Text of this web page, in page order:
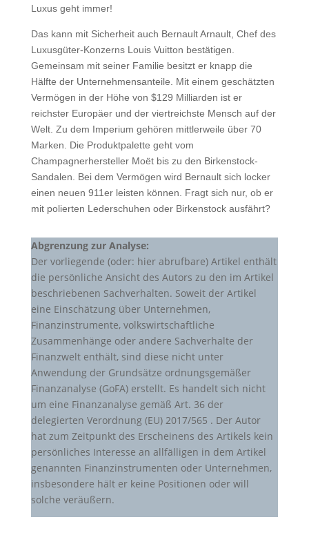
Luxus geht immer!
Das kann mit Sicherheit auch Bernault Arnault, Chef des
Luxusgüter-Konzerns Louis Vuitton bestätigen.
Gemeinsam mit seiner Familie besitzt er knapp die
Hälfte der Unternehmensanteile. Mit einem geschätzten
Vermögen in der Höhe von $129 Milliarden ist er
reichster Europäer und der viertreichste Mensch auf der
Welt. Zu dem Imperium gehören mittlerweile über 70
Marken. Die Produktpalette geht vom
Champagnerhersteller Moët bis zu den Birkenstock-
Sandalen. Bei dem Vermögen wird Bernault sich locker
einen neuen 911er leisten können. Fragt sich nur, ob er
mit polierten Lederschuhen oder Birkenstock ausfährt?
Abgrenzung zur Analyse:
Der vorliegende (oder: hier abrufbare) Artikel enthält
die persönliche Ansicht des Autors zu den im Artikel
beschriebenen Sachverhalten. Soweit der Artikel
eine Einschätzung über Unternehmen,
Finanzinstrumente, volkswirtschaftliche
Zusammenhänge oder andere Sachverhalte der
Finanzwelt enthält, sind diese nicht unter
Anwendung der Grundsätze ordnungsgemäßer
Finanzanalyse (GoFA) erstellt. Es handelt sich nicht
um eine Finanzanalyse gemäß Art. 36 der
delegierten Verordnung (EU) 2017/565 . Der Autor
hat zum Zeitpunkt des Erscheinens des Artikels kein
persönliches Interesse an allfälligen in dem Artikel
genannten Finanzinstrumenten oder Unternehmen,
insbesondere hält er keine Positionen oder will
solche veräußern.